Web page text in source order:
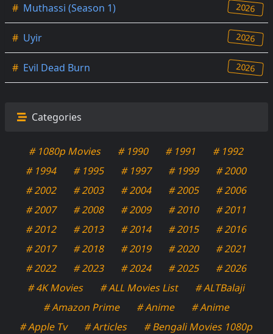
# Muthassi (Season 1) 2026
# Uyir 2026
# Evil Dead Burn 2026
Categories
# 1080p Movies # 1990 # 1991
# 1992
# 1994
# 1995 # 1997 # 1999
# 2000
# 2002
# 2003 # 2004 # 2005
# 2006
# 2007
# 2008 # 2009 # 2010
# 2011
# 2012
# 2013 # 2014 # 2015
# 2016
# 2017
# 2018 # 2019 # 2020
# 2021
# 2022
# 2023 # 2024 # 2025
# 2026
# 4K Movies
# ALL Movies List
# ALTBalaji
# Amazon Prime
# Anime
# Anime
# Apple Tv
# Articles
# Bengali Movies 1080p